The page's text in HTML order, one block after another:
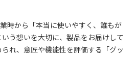
時から「本当に使いやすく、誰もが
う想いを大切に、製品をお届けして
れ、意匠や機能性を評価する「グッ